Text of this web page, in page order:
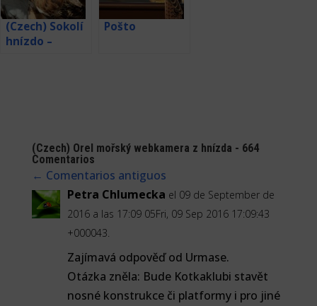
(Czech) Sokolí
hnízdo –
Pošto
(Czech) Orel mořský webkamera z hnízda - 664
Comentarios
← Comentarios antiguos
Petra Chlumecka el 09 de September de
2016 a las 17:09 05Fri, 09 Sep 2016 17:09:43
+000043.
Zajímavá odpověď od Urmase.
Otázka zněla: Bude Kotkaklubi stavět
nosné konstrukce či platformy i pro jiné